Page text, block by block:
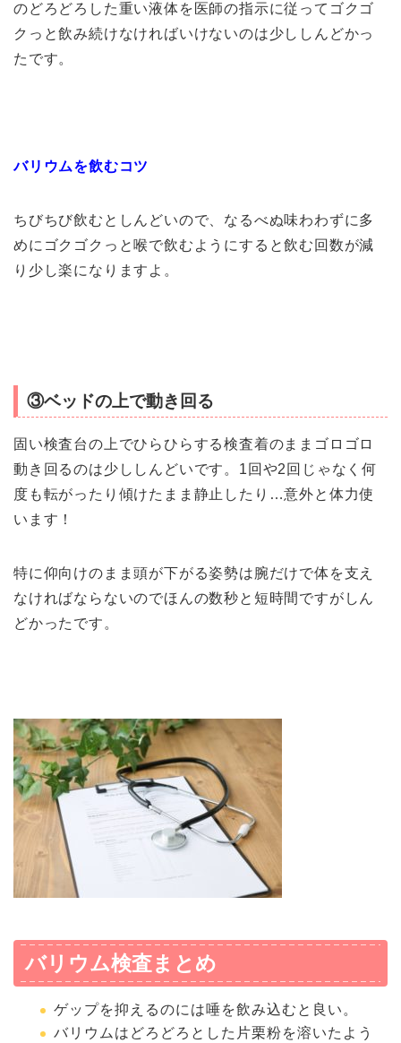
のどろどろした重い液体を医師の指示に従ってゴクゴ
クっと飲み続けなければいけないのは少ししんどかっ
たです。
バリウムを飲むコツ
ちびちび飲むとしんどいので、なるべぬ味わわずに多
めにゴクゴクっと喉で飲むようにすると飲む回数が減
り少し楽になりますよ。
③ベッドの上で動き回る
固い検査台の上でひらひらする検査着のままゴロゴロ
動き回るのは少ししんどいです。1回や2回じゃなく何
度も転がったり傾けたまま静止したり…意外と体力使
います！
特に仰向けのまま頭が下がる姿勢は腕だけで体を支え
なければならないのでほんの数秒と短時間ですがしん
どかったです。
バリウム検査まとめ
ゲップを抑えるのには唾を飲み込むと良い。
バリウムはどろどろとした片栗粉を溶いたよう